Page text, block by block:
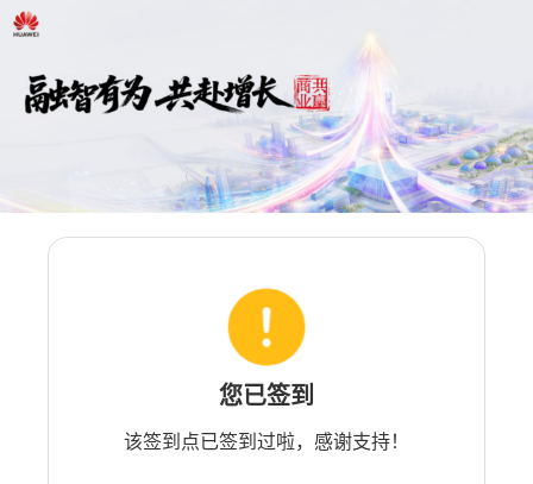
您已签到
该签到点已签到过啦，感谢支持！